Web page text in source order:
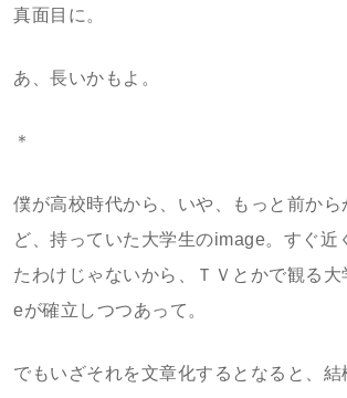
真面目に。
あ、長いかもよ。
＊
僕が高校時代から、いや、もっと前から
ど、持っていた大学生のimage。すぐ近
たわけじゃないから、ＴＶとかで観る
eが確立しつつあって。
でもいざそれを文章化するとなると、結